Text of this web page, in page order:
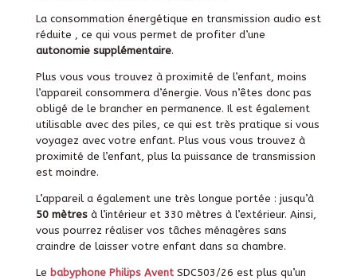
La consommation énergétique en transmission audio est
réduite , ce qui vous permet de profiter d’une
autonomie supplémentaire.
Plus vous vous trouvez à proximité de l’enfant, moins
l’appareil consommera d’énergie. Vous n’êtes donc pas
obligé de le brancher en permanence. Il est également
utilisable avec des piles, ce qui est très pratique si vous
voyagez avec votre enfant. Plus vous vous trouvez à
proximité de l’enfant, plus la puissance de transmission
est moindre.
L’appareil a également une très longue portée : jusqu’à
50 mètresà l’intérieur et 330 mètres à l’extérieur. Ainsi,
vous pourrez réaliser vos tâches ménagères sans
craindre de laisser votre enfant dans sa chambre.
Le babyphone Philips AventSDC503/26 est plus qu’un